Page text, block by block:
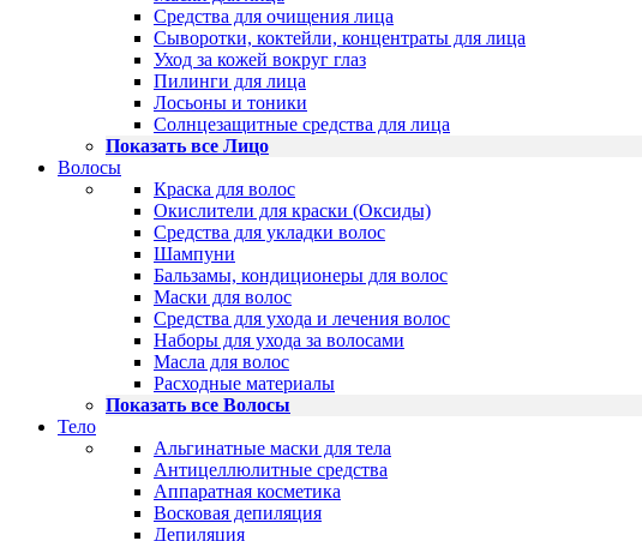
Средства для очищения лица
Сыворотки, коктейли, концентраты для лица
Уход за кожей вокруг глаз
Пилинги для лица
Лосьоны и тоники
Солнцезащитные средства для лица
Показать все Лицо
Волосы
Краска для волос
Окислители для краски (Оксиды)
Средства для укладки волос
Шампуни
Бальзамы, кондиционеры для волос
Маски для волос
Средства для ухода и лечения волос
Наборы для ухода за волосами
Масла для волос
Расходные материалы
Показать все Волосы
Тело
Альгинатные маски для тела
Антицеллюлитные средства
Аппаратная косметика
Восковая депиляция
Депиляция